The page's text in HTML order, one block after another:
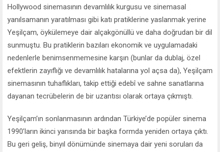
Hollywood sinemasının devamlılık kurgusu ve sinemasal
yanılsamanın yaratılması gibi katı pratiklerine yaslanmak yerine
Yeşilçam, öykülemeye dair alçakgönüllü ve daha doğrudan bir dil
sunmuştu. Bu pratiklerin bazıları ekonomik ve uygulamadaki
nedenlerle benimsenmemesine karşın (bunlar da dublaj, özel
efektlerin zayıflığı ve devamlılık hatalarına yol açsa da), Yeşilçam
sinemasının tuhaflıkları, takip ettiği edebî ve sahne sanatlarına
dayanan tecrübelerin de bir uzantısı olarak ortaya çıkmıştı.
Yeşilçam’ın sonlanmasının ardından Türkiye’de popüler sinema
1990’ların ikinci yarısında bir başka formda yeniden ortaya çıktı.
Bu geri geliş, binyıl dönümünde sinemaya dair yeni soruları da